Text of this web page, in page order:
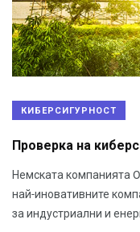
КИБЕРСИГУРНОСТ
Проверка на
Немската компанията
най-иновативните
за индустриални и